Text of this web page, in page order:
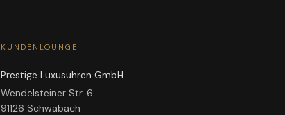
KUNDENLOUNGE
Prestige Luxusuhren GmbH
Wendelsteiner Str. 6
91126 Schwabach